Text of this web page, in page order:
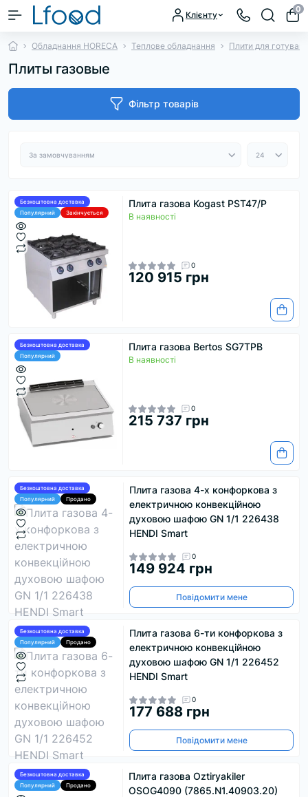
Клієнту
0
Обладнання HORECA Теплове обладнання Плити для
Плиты газовые
Фільтр товарів
Безкоштовна доставка
Популярний
Закінчується
Плита газова Kogast PST47/P
В наявності
0
120 915 грн
Безкоштовна доставка
Популярний
Плита газова Bertos SG7TPB
В наявності
0
215 737 грн
Безкоштовна доставка
Популярний
Продано
Плита газова 4-х конфоркова з
електричною конвекційною
духовою шафою GN 1/1 226438
HENDI Smart
0
149 924 грн
Повідомити мене
Безкоштовна доставка
Популярний
Продано
Плита газова 6-ти конфоркова з
електричною конвекційною
духовою шафою GN 1/1 226452
HENDI Smart
0
177 688 грн
Повідомити мене
Безкоштовна доставка
Популярний
Продано
Плита газова Oztiryakiler
OSOG4090 (7865.N1.40903.20)